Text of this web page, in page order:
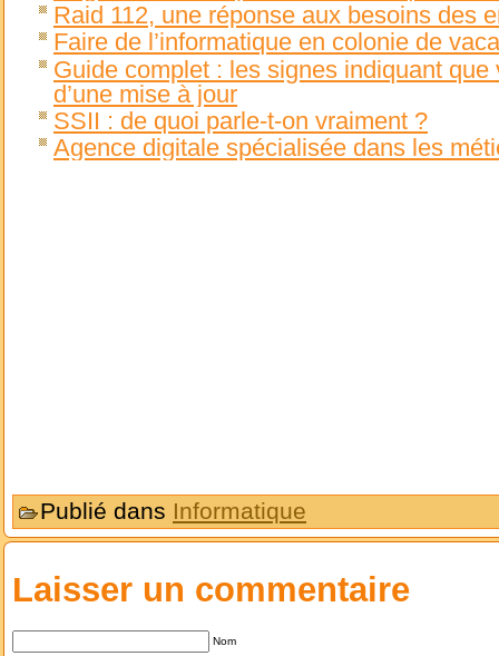
Raid 112, une réponse aux besoins des
Faire de l’informatique en colonie de
Guide complet : les signes indiquant
d’une mise à jour
SSII : de quoi parle-t-on vraiment ?
Agence digitale spécialisée dans les
Publié dans Informatique
Laisser un commentaire
Nom